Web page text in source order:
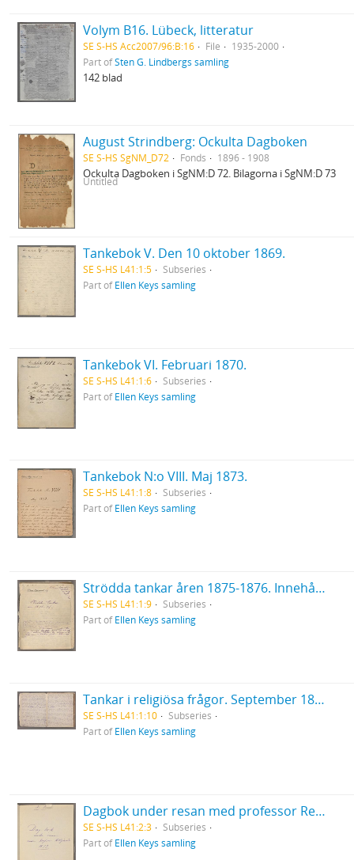
Volym B16. Lübeck, litteratur
SE S-HS Acc2007/96:B:16 File
1935-2000
Part ofSten G. Lindbergs samling
142 blad
August Strindberg: Ockulta Dagboken
SE S-HS SgNM_D72 Fonds 1896 - 1908
Ockulta Dagboken i SgNM:D 72. Bilagorna i SgNM:D 73
Untitled
Tankebok V. Den 10 oktober 1869.
SE S-HS L41:1:5
Subseries
Part ofEllen Keys samling
Tankebok VI. Februari 1870.
SE S-HS L41:1:6
Subseries
Part ofEllen Keys samling
Tankebok N:o VIII. Maj 1873.
SE S-HS L41:1:8
Subseries
Part ofEllen Keys samling
Strödda tankar åren 1875-1876. Innehåller bl. a.: Religion och vetande i allmänhet; Uppfostran; Samhället; Litteratur och konst; Kvinnan och äktenskapet m. m.; Historia.
SE S-HS L41:1:9
Subseries
Part ofEllen Keys samling
Tankar i religiösa frågor. September 1878. 124 blad och bilaga: Mes confidences 1907. 4 blad, 16:o.
SE S-HS L41:1:10
Subseries
Part ofEllen Keys samling
Dagbok under resan med professor Retzius 1879, 1.
SE S-HS L41:2:3
Subseries
Part ofEllen Keys samling